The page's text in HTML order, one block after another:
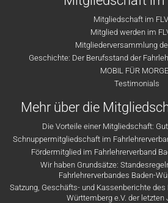
Mitgliedschaft im
Mitglied werden im
Mitgliederversammlung
Geschichte: Der Berufsstand der
MOBIL FÜR
Testimonials
Mehr über die
Die Vorteile einer Mitgliedschaft:
Schnuppermitgliedschaft im
Fördermitglied im Fahrlehrerverband
Wir haben Grundsätze:
Fahrlehrerverbandes Baden-
Satzung, Geschäfts- und Kassenberichte des
Württemberg e.V. der letzten